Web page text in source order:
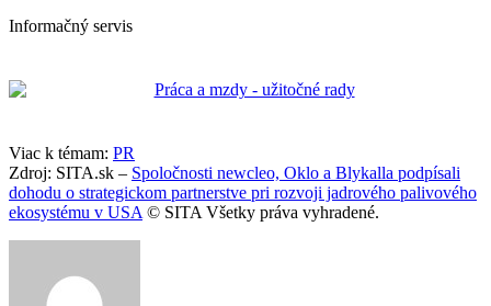
Informačný servis
Viac k témam: PR
Zdroj: SITA.sk – Spoločnosti newcleo, Oklo a Blykalla podpísali
dohodu o strategickom partnerstve pri rozvoji jadrového palivového
ekosystému v USA© SITA Všetky práva vyhradené.